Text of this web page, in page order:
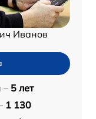
Иванов
– 5 лет
1 130